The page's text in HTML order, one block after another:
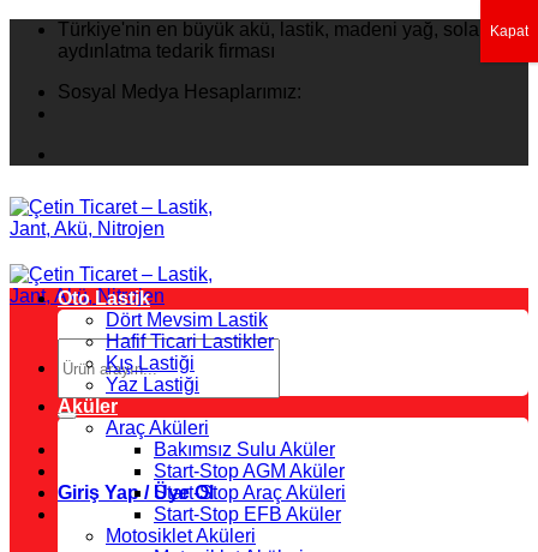
İçeriğeTürkiye'nin en büyük akü, lastik, madeni yağ, solar
aydınlatma tedarik firması
Sosyal Medya Hesaplarımız:
Ara:
Giriş Yap / Üye Ol
Oto Lastik
Dört Mevsim Lastik
Hafif Ticari Lastikler
Kış Lastiği
Yaz Lastiği
Aküler
Araç Aküleri
Bakımsız Sulu Aküler
Start-Stop AGM Aküler
Start-Stop Araç Aküleri
Start-Stop EFB Aküler
Motosiklet Aküleri
Kapat